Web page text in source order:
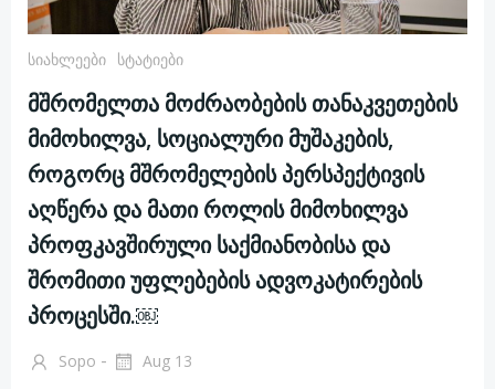
Სიახლეები Სტატიები
მშრომელთა მოძრაობების თანაკვეთების
მიმოხილვა, სოციალური მუშაკების,
როგორც მშრომელების პერსპექტივის
აღწერა და მათი როლის მიმოხილვა
პროფკავშირული საქმიანობისა და
შრომითი უფლებების ადვოკატირების
პროცესში.￼
Sopo - Aug 13